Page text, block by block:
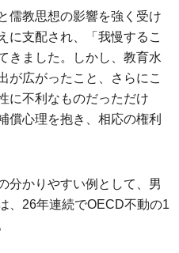
儒教思想の影響を強く受け
に支配され、「我慢するこ
きました。しかし、教育水
が広がったこと、さらにこ
に不利なものだっただけ
償心理を抱き、相応の権利
分かりやすい例として、男
、26年連続でOECD不動の1